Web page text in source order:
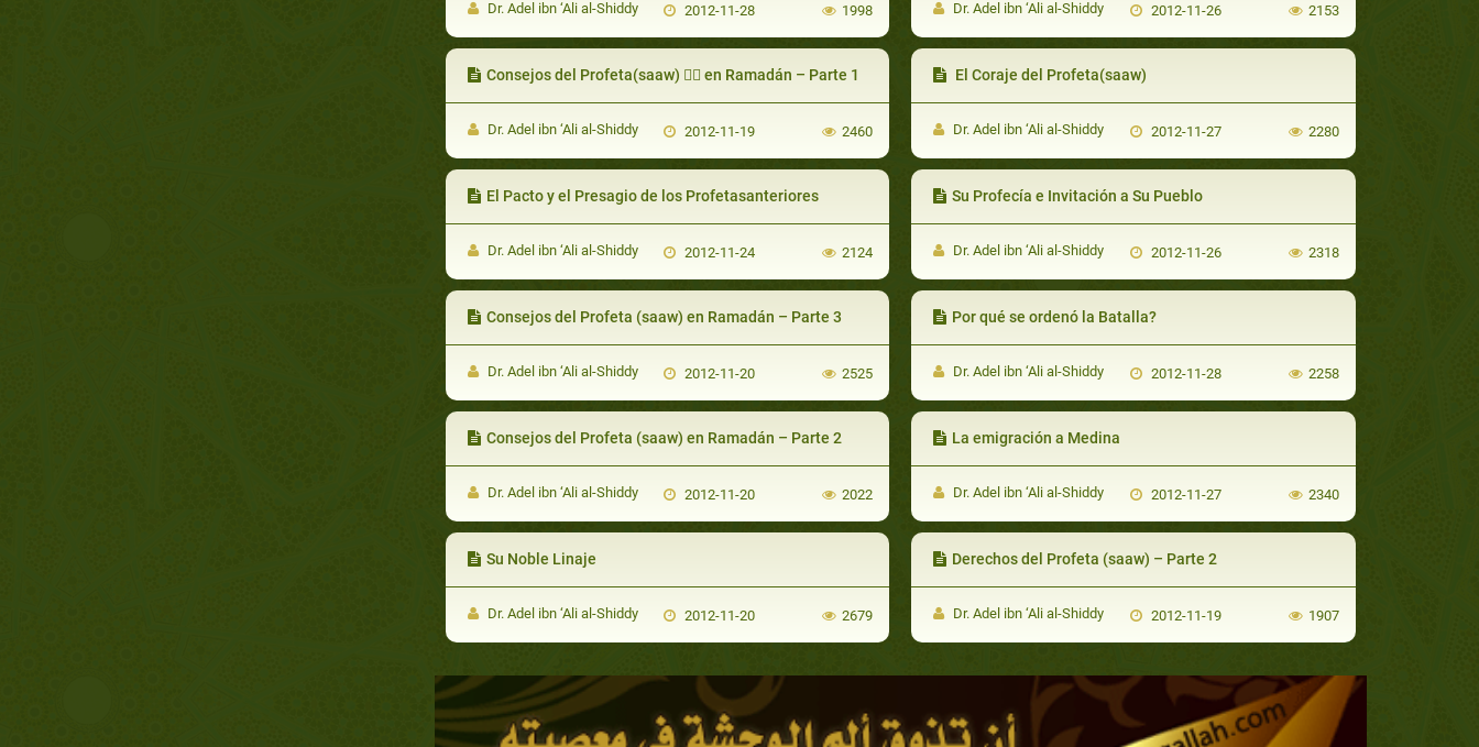
Dr. Adel ibn ‘Ali al-Shiddy 2012-11-28 1998 Dr. Adel ibn ‘Ali al-Shiddy 2012-11-26 2153
Consejos del Profeta(saaw)  en Ramadán – Parte 1
Dr. Adel ibn ‘Ali al-Shiddy 2012-11-19 2460
El Coraje del Profeta(saaw)
Dr. Adel ibn ‘Ali al-Shiddy 2012-11-27 2280
El Pacto y el Presagio de los Profetasanteriores
Dr. Adel ibn ‘Ali al-Shiddy 2012-11-24 2124
Su Profecía e Invitación a Su Pueblo
Dr. Adel ibn ‘Ali al-Shiddy 2012-11-26 2318
Consejos del Profeta (saaw) en Ramadán – Parte 3
Dr. Adel ibn ‘Ali al-Shiddy 2012-11-20 2525
Por qué se ordenó la Batalla?
Dr. Adel ibn ‘Ali al-Shiddy 2012-11-28 2258
Consejos del Profeta (saaw) en Ramadán – Parte 2
Dr. Adel ibn ‘Ali al-Shiddy 2012-11-20 2022
La emigración a Medina
Dr. Adel ibn ‘Ali al-Shiddy 2012-11-27 2340
Su Noble Linaje
Dr. Adel ibn ‘Ali al-Shiddy 2012-11-20 2679
Derechos del Profeta (saaw) – Parte 2
Dr. Adel ibn ‘Ali al-Shiddy 2012-11-19 1907